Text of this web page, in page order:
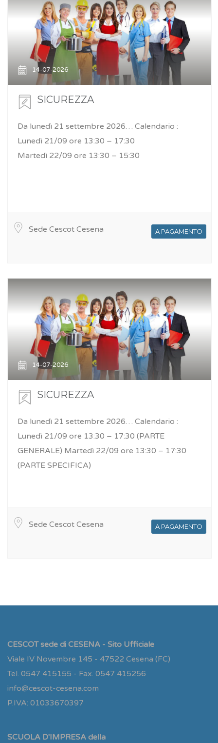
14-07-2026
SICUREZZA
Da lunedì 21 settembre 2026… Calendario :
Lunedì 21/09 ore 13:30 – 17:30
Martedì 22/09 ore 13:30 – 15:30
Sede Cescot Cesena A PAGAMENTO
14-07-2026
SICUREZZA
Da lunedì 21 settembre 2026… Calendario :
Lunedì 21/09 ore 13:30 – 17:30 (PARTE
GENERALE) Martedì 22/09 ore 13:30 – 17:30
(PARTE SPECIFICA)
Sede Cescot Cesena A PAGAMENTO
CESCOT sede di CESENA - Sito Ufficiale
Viale IV Novembre 145 - 47522 Cesena (FC)
Tel. 0547 415155 - Fax. 0547 415256
info@cescot-cesena.com
P.IVA: 01033670397
SCUOLA D'IMPRESA della